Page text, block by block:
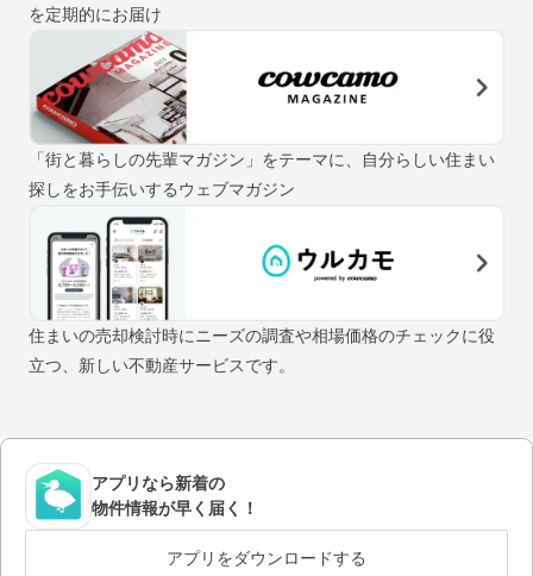
を定期的にお届け
「街と暮らしの先輩マガジン」をテーマに、自分らしい住まい
探しをお手伝いするウェブマガジン
住まいの売却検討時にニーズの調査や相場価格のチェックに役
立つ、新しい不動産サービスです。
アプリなら新着の
物件情報が早く届く！
アプリをダウンロードする